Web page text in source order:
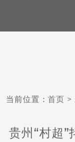
当前位置：首页 >
贵州“村超